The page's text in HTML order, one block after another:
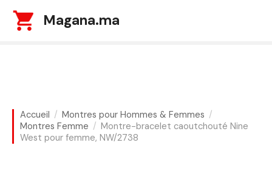
Magana.ma
Accueil
Montres pour Hommes & Femmes
Montres Femme
Montre-bracelet caoutchouté Nine
West pour femme, NW/2738